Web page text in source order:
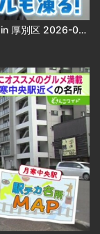
極寒体験＆迫力恐竜展！ 札幌10区キャラバン in 厚別区 2026-08-05